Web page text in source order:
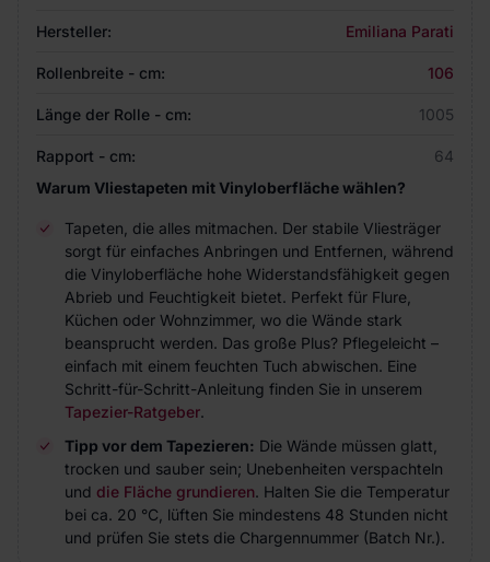
Hersteller: Emiliana Parati
Rollenbreite - cm: 106
Länge der Rolle - cm: 1005
Rapport - cm:
64
Warum Vliestapeten mit Vinyloberfläche wählen?
Tapeten, die alles mitmachen. Der stabile Vliesträger
sorgt für einfaches Anbringen und Entfernen, während
die Vinyloberfläche hohe Widerstandsfähigkeit gegen
Abrieb und Feuchtigkeit bietet. Perfekt für Flure,
Küchen oder Wohnzimmer, wo die Wände stark
beansprucht werden. Das große Plus? Pflegeleicht –
einfach mit einem feuchten Tuch abwischen. Eine
Schritt-für-Schritt-Anleitung finden Sie in unserem
Tapezier-Ratgeber.
Tipp vor dem Tapezieren: Die Wände müssen glatt,
trocken und sauber sein; Unebenheiten verspachteln
und die Fläche grundieren. Halten Sie die Temperatur
bei ca. 20 °C, lüften Sie mindestens 48 Stunden nicht
und prüfen Sie stets die Chargennummer (Batch Nr.).